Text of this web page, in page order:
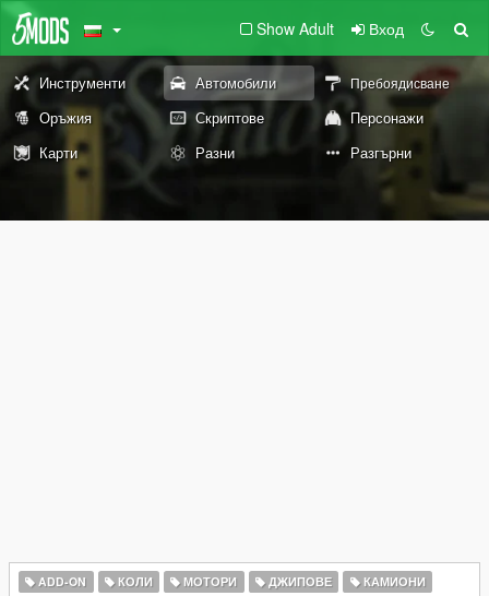
Show Adult Вход
Инструменти Автомобили Пребоядисване
Оръжия Скриптове
Персонажи
Карти
Разни Разгърни
ADD-ON КОЛИ МОТОРИ ДЖИПОВЕ
КАМИОНИ